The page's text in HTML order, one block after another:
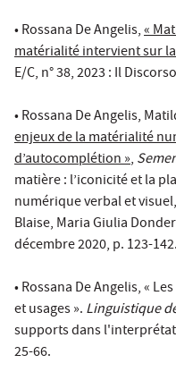
• Rossana De Angelis,«
matérialité intervient sur
E/C, n° 38, 2023 : Il
• Rossana De Angelis,
enjeux de la matérialité
d’autocomplétion »,
matière : l’iconicité et la
numérique verbal et
Blaise, Maria Giulia
décembre 2020, p. 123-142.
• Rossana De Angelis, «
et usages ». Linguistique
supports dans
25-66.